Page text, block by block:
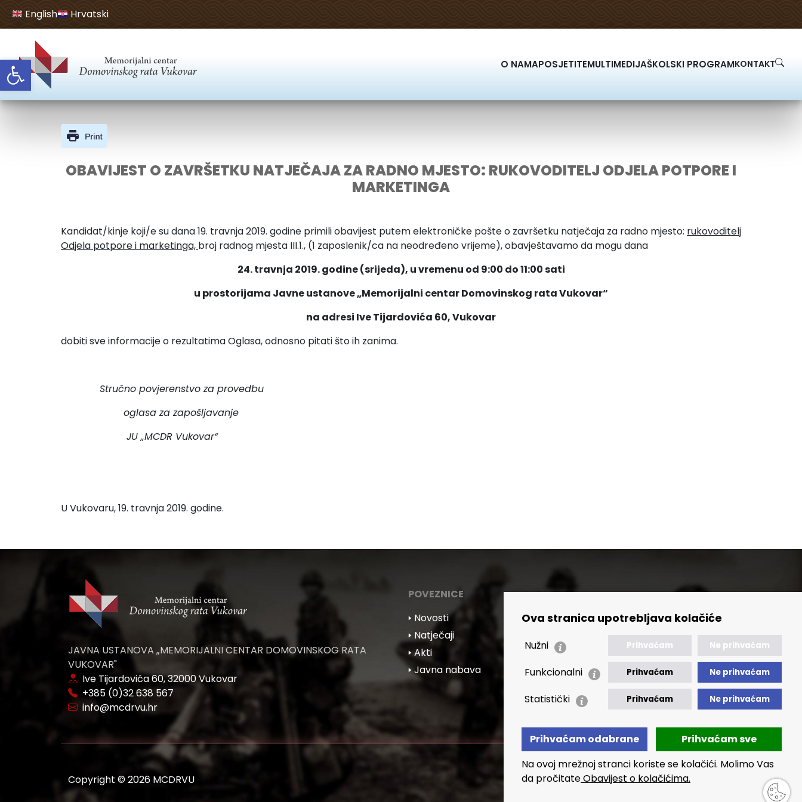
Open toolbar
Ova stranica upotrebljava kolačiće
Nužni Prihvaćam Ne prihvaćam
Funkcionalni Prihvaćam Ne prihvaćam
Statistički Prihvaćam Ne prihvaćam
Prihvaćam odabrane
Prihvaćam sve
Na ovoj mrežnoj stranci koriste se kolačići. Molimo Vas
da pročitateObavijest o kolačićima.
English Hrvatski
O NAMAPOSJETITEMULTIMEDIJAŠKOLSKI PROGRAMKONTAKT
OBAVIJEST O ZAVRŠETKU NATJEČAJA ZA RADNO MJESTO: RUKOVODITELJ ODJELA POTPORE I
MARKETINGA
Kandidat/kinje koji/e su dana 19. travnja 2019. godine primili obavijest putem elektroničke pošte o završetku natječaja za radno mjesto: rukovoditelj
Odjela potpore i marketinga, broj radnog mjesta III.1., (1 zaposlenik/ca na neodređeno vrijeme), obavještavamo da mogu dana
24. travnja 2019. godine (srijeda), u vremenu od 9:00 do 11:00 sati
u prostorijama Javne ustanove „Memorijalni centar Domovinskog rata Vukovar“
na adresi Ive Tijardovića 60, Vukovar
dobiti sve informacije o rezultatima Oglasa, odnosno pitati što ih zanima.
Stručno povjerenstvo za provedbu
oglasa za zapošljavanje
JU „MCDR Vukovar“
U Vukovaru, 19. travnja 2019. godine.
JAVNA USTANOVA „MEMORIJALNI CENTAR DOMOVINSKOG RATA
VUKOVAR"
Ive Tijardovića 60, 32000 Vukovar
+385 (0)32 638 567
info@mcdrvu.hr
POVEZNICE
🢒 Novosti
🢒 Natječaji
🢒 Akti
🢒 Javna nabava
🢒 Izvještaji
🢒 Izjava o pristupačnosti
Copyright © 2026 MCDRVU